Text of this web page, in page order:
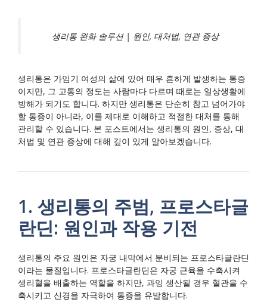
생리통 완화 솔루션 | 원인, 대처법, 연관 증상
생리통은 가임기 여성의 삶에 있어 매우 흔하게 발생하는 통증
이지만, 그 고통의 정도는 사람마다 다르며 때로는 일상생활에
방해가 되기도 합니다. 하지만 생리통은 단순히 참고 넘어가야
할 통증이 아니라, 이를 제대로 이해하고 적절한 대처를 통해
관리할 수 있습니다. 본 포스트에서는 생리통의 원인, 증상, 대
처법 및 연관 증상에 대해 깊이 있게 알아보겠습니다.
1. 생리통의 주범, 프로스타글
란딘: 원인과 작용 기전
생리통의 주요 원인은 자궁 내막에서 분비되는 프로스타글란딘
이라는 물질입니다. 프로스타글란딘은 자궁 근육을 수축시켜
생리혈을 배출하는 역할을 하지만, 과잉 생산될 경우 혈관을 수
축시키고 신경을 자극하여 통증을 유발합니다.